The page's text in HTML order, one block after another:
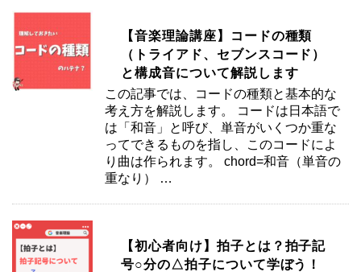
【音楽理論講座】コードの種類
（トライアド、セブンスコード）
と構成音について解説します
この記事では、コードの種類と基本的な
考え方を解説します。 コードは日本語で
は「和音」と呼び、単音がいくつか重な
ってできるものを指し、このコードによ
り曲は作られます。 chord=和音（単音の
重なり） …
【初心者向け】拍子とは？拍子記
号○分の△拍子について学ぼう！